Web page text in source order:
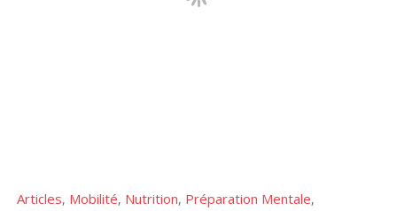
Articles, Mobilité, Nutrition, Préparation Mentale,